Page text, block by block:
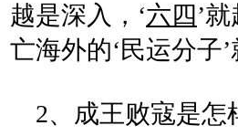
越是深入，‘六四’
亡海外的‘民运分
2、成王败寇是怎